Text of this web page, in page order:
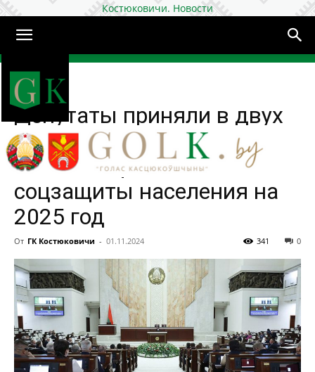
Костюковичи. Новости
Домой
Общество
Депутаты приняли в двух
чтениях законопроект о
бюджете фонда
соцзащиты населения на
2025 год
От ГК Костюковичи - 01.11.2024 0
341